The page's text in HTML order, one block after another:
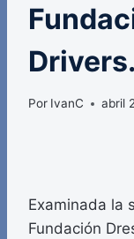
Drivers.
Por IvanC abril
Examinada la
Fundación